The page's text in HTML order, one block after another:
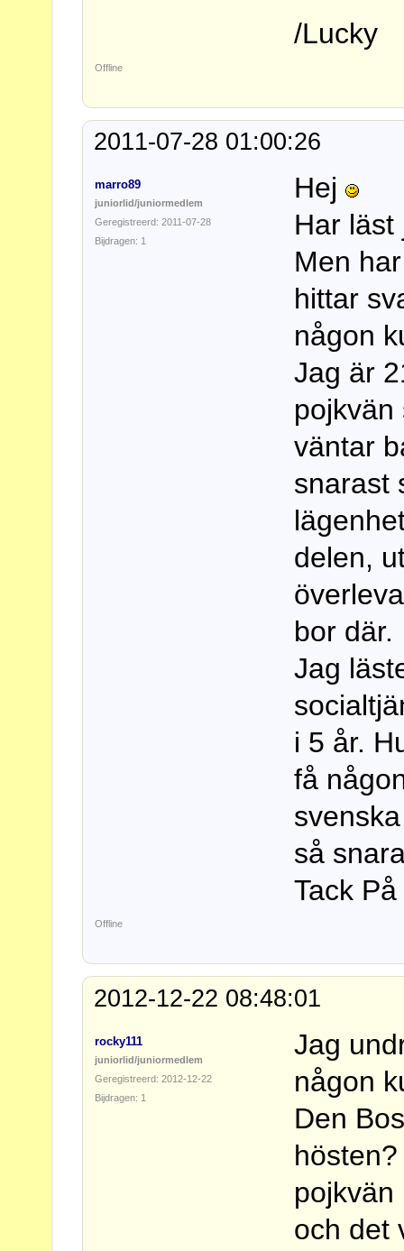
/Lucky
Offline
2011-07-28 01:00:26
marro89
juniorlid/juniormedlem
Geregistreerd: 2011-07-28
Bijdragen: 1
Hej
Har läst
Men
hittar
någon
Jag är
pojkvän
väntar
snarast
delen,
bor där.
Jag
i 5 år.
få
så
Tack
Offline
2012-12-22 08:48:01
rocky111
juniorlid/juniormedlem
Geregistreerd: 2012-12-22
Bijdragen: 1
Jag
någon
Den
pojkvän
och det